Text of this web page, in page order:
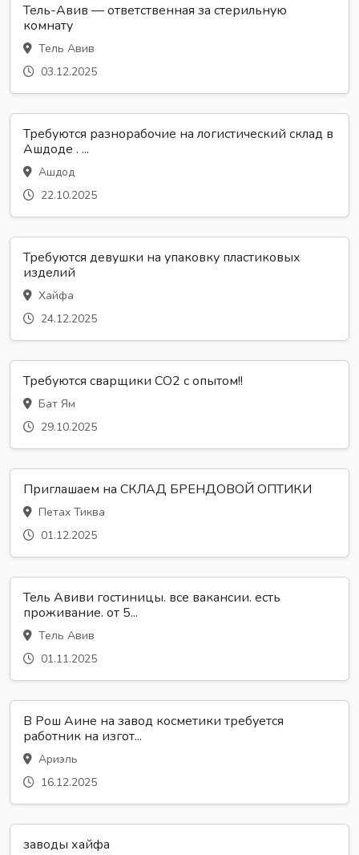
Тель-Авив — ответственная за стерильную
комнату
Тель Авив
03.12.2025
Требуются разнорабочие на логистический склад в
Ашдоде . ...
Ашдод
22.10.2025
Требуются девушки на упаковку пластиковых
изделий
Хайфа
24.12.2025
Требуются сварщики CO2 с опытом!!
Бат Ям
29.10.2025
Приглашаем на СКЛАД БРЕНДОВОЙ ОПТИКИ
Петах Тиква
01.12.2025
Тель Авиви гостиницы. все вакансии. есть
проживание. от 5...
Тель Авив
01.11.2025
В Рош Аине на завод косметики требуется
работник на изгот...
Ариэль
16.12.2025
заводы хайфа